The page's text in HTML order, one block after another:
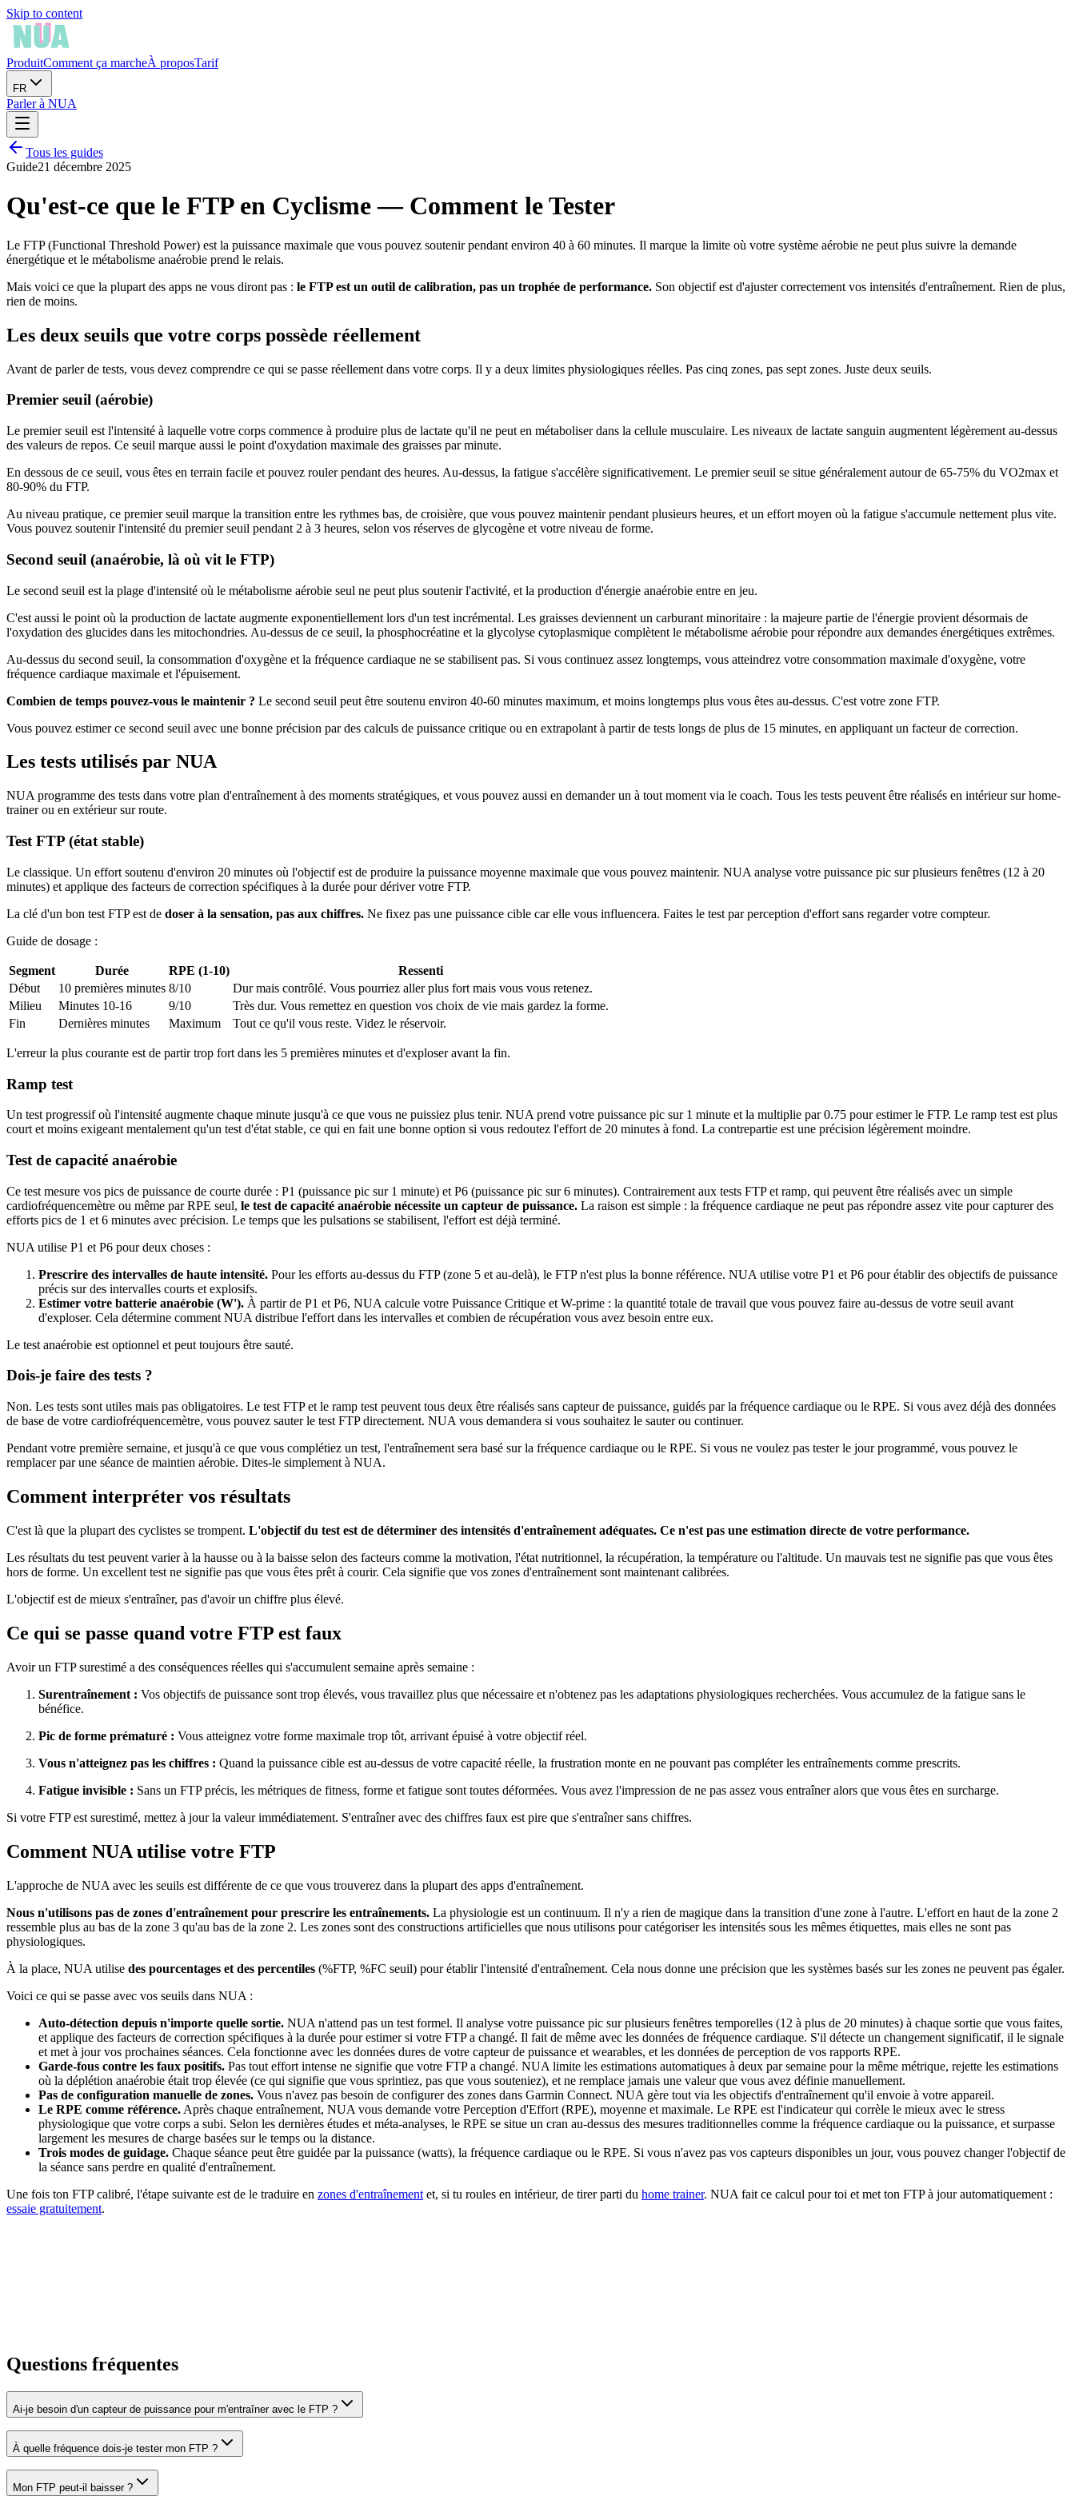
Skip to content
ProduitComment ça marcheÀ proposTarif
FR
Parler à NUA
Tous les guides
Guide21 décembre 2025
Qu'est-ce que le FTP en Cyclisme — Comment le Tester
Le FTP (Functional Threshold Power) est la puissance maximale que vous pouvez soutenir pendant environ 40 à 60 minutes. Il marque la limite où votre système aérobie ne peut plus suivre la demande
énergétique et le métabolisme anaérobie prend le relais.
Mais voici ce que la plupart des apps ne vous diront pas : le FTP est un outil de calibration, pas un trophée de performance. Son objectif est d'ajuster correctement vos intensités d'entraînement. Rien de plus,
rien de moins.
Les deux seuils que votre corps possède réellement
Avant de parler de tests, vous devez comprendre ce qui se passe réellement dans votre corps. Il y a deux limites physiologiques réelles. Pas cinq zones, pas sept zones. Juste deux seuils.
Premier seuil (aérobie)
Le premier seuil est l'intensité à laquelle votre corps commence à produire plus de lactate qu'il ne peut en métaboliser dans la cellule musculaire. Les niveaux de lactate sanguin augmentent légèrement au-dessus
des valeurs de repos. Ce seuil marque aussi le point d'oxydation maximale des graisses par minute.
En dessous de ce seuil, vous êtes en terrain facile et pouvez rouler pendant des heures. Au-dessus, la fatigue s'accélère significativement. Le premier seuil se situe généralement autour de 65-75% du VO2max et
80-90% du FTP.
Au niveau pratique, ce premier seuil marque la transition entre les rythmes bas, de croisière, que vous pouvez maintenir pendant plusieurs heures, et un effort moyen où la fatigue s'accumule nettement plus vite.
Vous pouvez soutenir l'intensité du premier seuil pendant 2 à 3 heures, selon vos réserves de glycogène et votre niveau de forme.
Second seuil (anaérobie, là où vit le FTP)
Le second seuil est la plage d'intensité où le métabolisme aérobie seul ne peut plus soutenir l'activité, et la production d'énergie anaérobie entre en jeu.
C'est aussi le point où la production de lactate augmente exponentiellement lors d'un test incrémental. Les graisses deviennent un carburant minoritaire : la majeure partie de l'énergie provient désormais de
l'oxydation des glucides dans les mitochondries. Au-dessus de ce seuil, la phosphocréatine et la glycolyse cytoplasmique complètent le métabolisme aérobie pour répondre aux demandes énergétiques extrêmes.
Au-dessus du second seuil, la consommation d'oxygène et la fréquence cardiaque ne se stabilisent pas. Si vous continuez assez longtemps, vous atteindrez votre consommation maximale d'oxygène, votre
fréquence cardiaque maximale et l'épuisement.
Combien de temps pouvez-vous le maintenir ? Le second seuil peut être soutenu environ 40-60 minutes maximum, et moins longtemps plus vous êtes au-dessus. C'est votre zone FTP.
Vous pouvez estimer ce second seuil avec une bonne précision par des calculs de puissance critique ou en extrapolant à partir de tests longs de plus de 15 minutes, en appliquant un facteur de correction.
Les tests utilisés par NUA
NUA programme des tests dans votre plan d'entraînement à des moments stratégiques, et vous pouvez aussi en demander un à tout moment via le coach. Tous les tests peuvent être réalisés en intérieur sur home-
trainer ou en extérieur sur route.
Test FTP (état stable)
Le classique. Un effort soutenu d'environ 20 minutes où l'objectif est de produire la puissance moyenne maximale que vous pouvez maintenir. NUA analyse votre puissance pic sur plusieurs fenêtres (12 à 20
minutes) et applique des facteurs de correction spécifiques à la durée pour dériver votre FTP.
La clé d'un bon test FTP est de doser à la sensation, pas aux chiffres. Ne fixez pas une puissance cible car elle vous influencera. Faites le test par perception d'effort sans regarder votre compteur.
Guide de dosage :
Segment Durée RPE (1-10)
Ressenti
Début
10 premières minutes 8/10
Dur mais contrôlé. Vous pourriez aller plus fort mais vous vous retenez.
Milieu
Minutes 10-16 9/10
Très dur. Vous remettez en question vos choix de vie mais gardez la forme.
Fin
Dernières minutes Maximum Tout ce qu'il vous reste. Videz le réservoir.
L'erreur la plus courante est de partir trop fort dans les 5 premières minutes et d'exploser avant la fin.
Ramp test
Un test progressif où l'intensité augmente chaque minute jusqu'à ce que vous ne puissiez plus tenir. NUA prend votre puissance pic sur 1 minute et la multiplie par 0.75 pour estimer le FTP. Le ramp test est plus
court et moins exigeant mentalement qu'un test d'état stable, ce qui en fait une bonne option si vous redoutez l'effort de 20 minutes à fond. La contrepartie est une précision légèrement moindre.
Test de capacité anaérobie
Ce test mesure vos pics de puissance de courte durée : P1 (puissance pic sur 1 minute) et P6 (puissance pic sur 6 minutes). Contrairement aux tests FTP et ramp, qui peuvent être réalisés avec un simple
cardiofréquencemètre ou même par RPE seul, le test de capacité anaérobie nécessite un capteur de puissance. La raison est simple : la fréquence cardiaque ne peut pas répondre assez vite pour capturer des
efforts pics de 1 et 6 minutes avec précision. Le temps que les pulsations se stabilisent, l'effort est déjà terminé.
NUA utilise P1 et P6 pour deux choses :
Prescrire des intervalles de haute intensité. Pour les efforts au-dessus du FTP (zone 5 et au-delà), le FTP n'est plus la bonne référence. NUA utilise votre P1 et P6 pour établir des objectifs de puissance
précis sur des intervalles courts et explosifs.
Estimer votre batterie anaérobie (W'). À partir de P1 et P6, NUA calcule votre Puissance Critique et W-prime : la quantité totale de travail que vous pouvez faire au-dessus de votre seuil avant
d'exploser. Cela détermine comment NUA distribue l'effort dans les intervalles et combien de récupération vous avez besoin entre eux.
Le test anaérobie est optionnel et peut toujours être sauté.
Dois-je faire des tests ?
Non. Les tests sont utiles mais pas obligatoires. Le test FTP et le ramp test peuvent tous deux être réalisés sans capteur de puissance, guidés par la fréquence cardiaque ou le RPE. Si vous avez déjà des données
de base de votre cardiofréquencemètre, vous pouvez sauter le test FTP directement. NUA vous demandera si vous souhaitez le sauter ou continuer.
Pendant votre première semaine, et jusqu'à ce que vous complétiez un test, l'entraînement sera basé sur la fréquence cardiaque ou le RPE. Si vous ne voulez pas tester le jour programmé, vous pouvez le
remplacer par une séance de maintien aérobie. Dites-le simplement à NUA.
Comment interpréter vos résultats
C'est là que la plupart des cyclistes se trompent. L'objectif du test est de déterminer des intensités d'entraînement adéquates. Ce n'est pas une estimation directe de votre performance.
Les résultats du test peuvent varier à la hausse ou à la baisse selon des facteurs comme la motivation, l'état nutritionnel, la récupération, la température ou l'altitude. Un mauvais test ne signifie pas que vous êtes
hors de forme. Un excellent test ne signifie pas que vous êtes prêt à courir. Cela signifie que vos zones d'entraînement sont maintenant calibrées.
L'objectif est de mieux s'entraîner, pas d'avoir un chiffre plus élevé.
Ce qui se passe quand votre FTP est faux
Avoir un FTP surestimé a des conséquences réelles qui s'accumulent semaine après semaine :
Surentraînement : Vos objectifs de puissance sont trop élevés, vous travaillez plus que nécessaire et n'obtenez pas les adaptations physiologiques recherchées. Vous accumulez de la fatigue sans le
bénéfice.
Pic de forme prématuré : Vous atteignez votre forme maximale trop tôt, arrivant épuisé à votre objectif réel.
Vous n'atteignez pas les chiffres : Quand la puissance cible est au-dessus de votre capacité réelle, la frustration monte en ne pouvant pas compléter les entraînements comme prescrits.
Fatigue invisible : Sans un FTP précis, les métriques de fitness, forme et fatigue sont toutes déformées. Vous avez l'impression de ne pas assez vous entraîner alors que vous êtes en surcharge.
Si votre FTP est surestimé, mettez à jour la valeur immédiatement. S'entraîner avec des chiffres faux est pire que s'entraîner sans chiffres.
Comment NUA utilise votre FTP
L'approche de NUA avec les seuils est différente de ce que vous trouverez dans la plupart des apps d'entraînement.
Nous n'utilisons pas de zones d'entraînement pour prescrire les entraînements. La physiologie est un continuum. Il n'y a rien de magique dans la transition d'une zone à l'autre. L'effort en haut de la zone 2
ressemble plus au bas de la zone 3 qu'au bas de la zone 2. Les zones sont des constructions artificielles que nous utilisons pour catégoriser les intensités sous les mêmes étiquettes, mais elles ne sont pas
physiologiques.
À la place, NUA utilise des pourcentages et des percentiles (%FTP, %FC seuil) pour établir l'intensité d'entraînement. Cela nous donne une précision que les systèmes basés sur les zones ne peuvent pas égaler.
Voici ce qui se passe avec vos seuils dans NUA :
Auto-détection depuis n'importe quelle sortie. NUA n'attend pas un test formel. Il analyse votre puissance pic sur plusieurs fenêtres temporelles (12 à plus de 20 minutes) à chaque sortie que vous faites,
et applique des facteurs de correction spécifiques à la durée pour estimer si votre FTP a changé. Il fait de même avec les données de fréquence cardiaque. S'il détecte un changement significatif, il le signale
et met à jour vos prochaines séances. Cela fonctionne avec les données dures de votre capteur de puissance et wearables, et les données de perception de vos rapports RPE.
Garde-fous contre les faux positifs. Pas tout effort intense ne signifie que votre FTP a changé. NUA limite les estimations automatiques à deux par semaine pour la même métrique, rejette les estimations
où la déplétion anaérobie était trop élevée (ce qui signifie que vous sprintiez, pas que vous souteniez), et ne remplace jamais une valeur que vous avez définie manuellement.
Pas de configuration manuelle de zones. Vous n'avez pas besoin de configurer des zones dans Garmin Connect. NUA gère tout via les objectifs d'entraînement qu'il envoie à votre appareil.
Le RPE comme référence. Après chaque entraînement, NUA vous demande votre Perception d'Effort (RPE), moyenne et maximale. Le RPE est l'indicateur qui corrèle le mieux avec le stress
physiologique que votre corps a subi. Selon les dernières études et méta-analyses, le RPE se situe un cran au-dessus des mesures traditionnelles comme la fréquence cardiaque ou la puissance, et surpasse
largement les mesures de charge basées sur le temps ou la distance.
Trois modes de guidage. Chaque séance peut être guidée par la puissance (watts), la fréquence cardiaque ou le RPE. Si vous n'avez pas vos capteurs disponibles un jour, vous pouvez changer l'objectif de
la séance sans perdre en qualité d'entraînement.
Une fois ton FTP calibré, l'étape suivante est de le traduire en zones d'entraînement et, si tu roules en intérieur, de tirer parti du home trainer. NUA fait ce calcul pour toi et met ton FTP à jour automatiquement :
essaie gratuitement.
Questions fréquentes
Ai-je besoin d'un capteur de puissance pour m'entraîner avec le FTP ?
À quelle fréquence dois-je tester mon FTP ?
Mon FTP peut-il baisser ?